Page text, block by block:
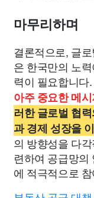
마무리하며
결론적으로, 글
은 한국만의 노
력이 필요합니다.
아주 중요한 메
러한 글로벌 협
과 경제 성장을
의 방향성을 다
련하여 공급망의
에 적극적으로